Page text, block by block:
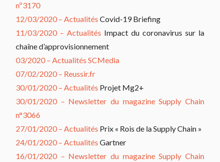
nº3170
12/03/2020 – Actualités Covid-19 Briefing
11/03/2020 – Actualités Impact du coronavirus sur la
chaîne d’approvisionnement
03/2020 – Actualités SCMedia
07/02/2020 – Reussir.fr
30/01/2020 – Actualités Projet Mg2+
30/01/2020 – Newsletter du magazine Supply Chain
n°3066
27/01/2020 – Actualités Prix « Rois de la Supply Chain »
24/01/2020 – Actualités Gartner
16/01/2020 – Newsletter du magazine Supply Chain